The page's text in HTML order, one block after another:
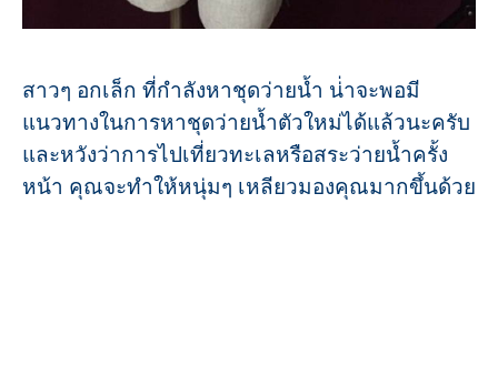
สาวๆ อกเล็ก ที่กำลังหาชุดว่ายน้ำ น่่าจะพอมี
แนวทางในการหาชุดว่ายน้ำตัวใหม่ได้แล้วนะครับ
และหวังว่าการไปเที่ยวทะเลหรือสระว่ายน้ำครั้ง
หน้า คุณจะทำให้หนุ่มๆ เหลียวมองคุณมากขึ้นด้วย